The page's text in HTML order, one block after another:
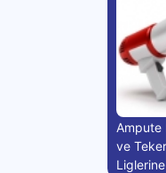
Ampute
ve